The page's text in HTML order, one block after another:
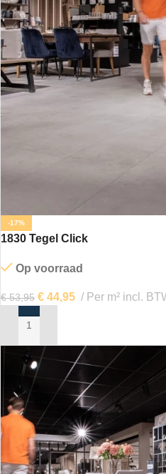
-17%
1830 Tegel Click
Op voorraad
€53,95 € 44,95 Per m² incl.
IN MIJN WINKELWAGEN